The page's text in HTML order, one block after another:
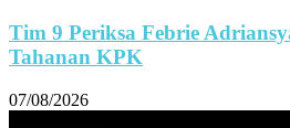
Tim 9 Periksa Febrie
Tahanan KPK
07/08/2026